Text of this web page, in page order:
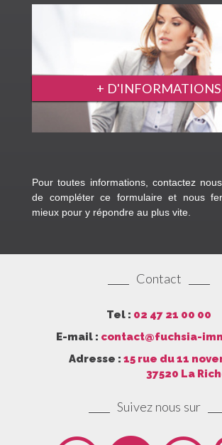
+ D'INFORMATIONS
Pour toutes informations, contactez
de compléter ce formulaire et nous
mieux pour y répondre au plus vite.
Contact
Tel : 02 47 21 00 00
E-mail : contact@fuchsia-
Adresse : 15 rue du 11
37520 La
Suivez nous sur